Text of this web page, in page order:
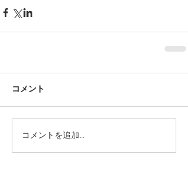
コメント
コメントを追加…